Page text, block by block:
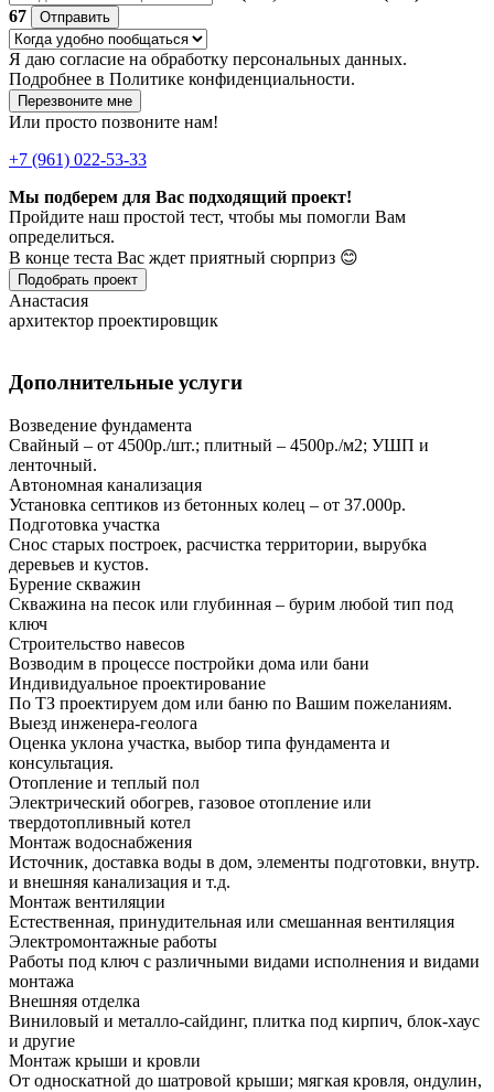
67
Отправить
Я даю согласие на обработку персональных данных.
Подробнее в Политике конфиденциальности.
Перезвоните мне
Или просто позвоните нам!
+7 (961) 022-53-33
Мы подберем для Вас подходящий проект!
Пройдите наш простой тест, чтобы мы помогли Вам
определиться.
В конце теста Вас ждет приятный сюрприз 😊
Подобрать проект
Анастасия
архитектор проектировщик
Дополнительные услуги
Возведение фундамента
Свайный – от 4500р./шт.; плитный – 4500р./м2; УШП и
ленточный.
Автономная канализация
Установка септиков из бетонных колец – от 37.000р.
Подготовка участка
Снос старых построек, расчистка территории, вырубка
деревьев и кустов.
Бурение скважин
Скважина на песок или глубинная – бурим любой тип под
ключ
Строительство навесов
Возводим в процессе постройки дома или бани
Индивидуальное проектирование
По ТЗ проектируем дом или баню по Вашим пожеланиям.
Выезд инженера-геолога
Оценка уклона участка, выбор типа фундамента и
консультация.
Отопление и теплый пол
Электрический обогрев, газовое отопление или
твердотопливный котел
Монтаж водоснабжения
Источник, доставка воды в дом, элементы подготовки, внутр.
и внешняя канализация и т.д.
Монтаж вентиляции
Естественная, принудительная или смешанная вентиляция
Электромонтажные работы
Работы под ключ с различными видами исполнения и видами
монтажа
Внешняя отделка
Виниловый и металло-сайдинг, плитка под кирпич, блок-хаус
и другие
Монтаж крыши и кровли
От односкатной до шатровой крыши; мягкая кровля, ондулин,